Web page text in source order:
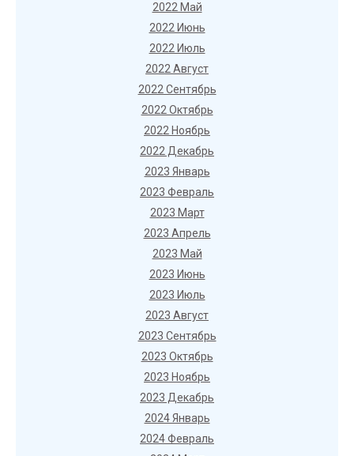
2022 Май
2022 Июнь
2022 Июль
2022 Август
2022 Сентябрь
2022 Октябрь
2022 Ноябрь
2022 Декабрь
2023 Январь
2023 Февраль
2023 Март
2023 Апрель
2023 Май
2023 Июнь
2023 Июль
2023 Август
2023 Сентябрь
2023 Октябрь
2023 Ноябрь
2023 Декабрь
2024 Январь
2024 Февраль